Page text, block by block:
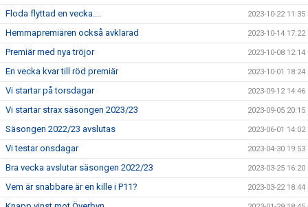
Floda flyttad en vecka.... 2023-10-22 11:35
Hemmapremiären också avklarad 2023-10-14 17:22
Premiär med nya tröjor 2023-10-08 12:14
En vecka kvar till röd premiär 2023-10-01 18:24
Vi startar på torsdagar 2023-09-12 14:46
Vi startar strax säsongen 2023/23 2023-09-05 20:15
Säsongen 2022/23 avslutas 2023-06-01 14:02
Vi testar onsdagar 2023-04-30 19:53
Bra vecka avslutar säsongen 2022/23 2023-03-25 16:20
Vem är snabbare är en kille i P11? 2023-03-22 18:44